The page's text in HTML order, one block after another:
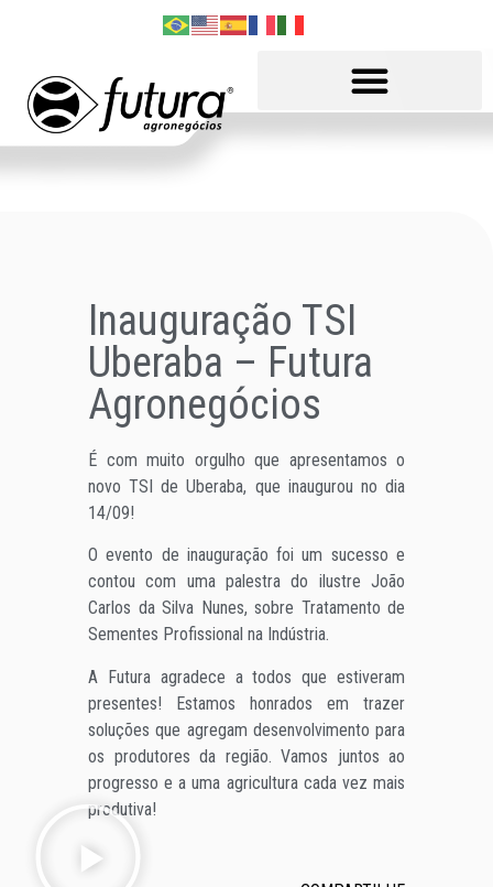
Inauguração TSI
Uberaba – Futura
Agronegócios
É com muito orgulho que apresentamos o
novo TSI de Uberaba, que inaugurou no dia
14/09!
O evento de inauguração foi um sucesso e
contou com uma palestra do ilustre João
Carlos da Silva Nunes, sobre Tratamento de
Sementes Profissional na Indústria.
A Futura agradece a todos que estiveram
presentes! Estamos honrados em trazer
soluções que agregam desenvolvimento para
os produtores da região. Vamos juntos ao
progresso e a uma agricultura cada vez mais
produtiva!